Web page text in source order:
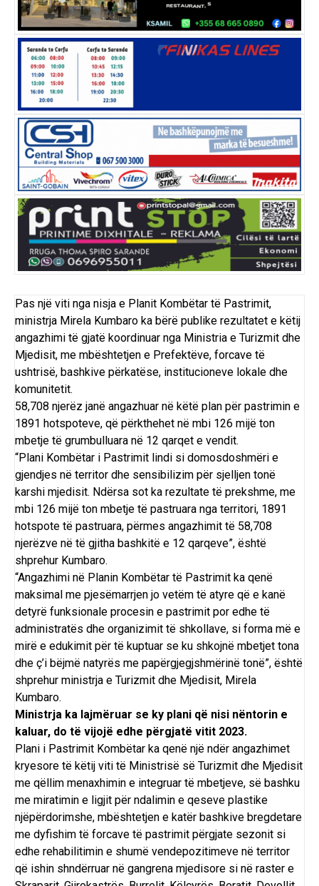
Pas një viti nga nisja e Planit Kombëtar të Pastrimit,
ministrja Mirela Kumbaro ka bërë publike rezultatet e këtij
angazhimi të gjatë koordinuar nga Ministria e Turizmit dhe
Mjedisit, me mbështetjen e Prefektëve, forcave të
ushtrisë, bashkive përkatëse, institucioneve lokale dhe
komunitetit.
58,708 njerëz janë angazhuar në këtë plan për pastrimin e
1891 hotspoteve, që përkthehet në mbi 126 mijë ton
mbetje të grumbulluara në 12 qarqet e vendit.
“Plani Kombëtar i Pastrimit lindi si domosdoshmëri e
gjendjes në territor dhe sensibilizim për sjelljen tonë
karshi mjedisit. Ndërsa sot ka rezultate të prekshme, me
mbi 126 mijë ton mbetje të pastruara nga territori, 1891
hotspote të pastruara, përmes angazhimit të 58,708
njerëzve në të gjitha bashkitë e 12 qarqeve”, është
shprehur Kumbaro.
“Angazhimi në Planin Kombëtar të Pastrimit ka qenë
maksimal me pjesëmarrjen jo vetëm të atyre që e kanë
detyrë funksionale procesin e pastrimit por edhe të
administratës dhe organizimit të shkollave, si forma më e
mirë e edukimit për të kuptuar se ku shkojnë mbetjet tona
dhe ç’i bëjmë natyrës me papërgjegjshmërinë tonë”, është
shprehur ministrja e Turizmit dhe Mjedisit, Mirela
Kumbaro.
Ministrja ka lajmëruar se ky plani që nisi nëntorin e
kaluar, do të vijojë edhe përgjatë vitit 2023.
Plani i Pastrimit Kombëtar ka qenë një ndër angazhimet
kryesore të këtij viti të Ministrisë së Turizmit dhe Mjedisit
me qëllim menaxhimin e integruar të mbetjeve, së bashku
me miratimin e ligjit për ndalimin e qeseve plastike
njëpërdorimshe, mbështetjen e katër bashkive bregdetare
me dyfishim të forcave të pastrimit përgjate sezonit si
edhe rehabilitimin e shumë vendepozitimeve në territor
që ishin shndërruar në gangrena mjedisore si në raster e